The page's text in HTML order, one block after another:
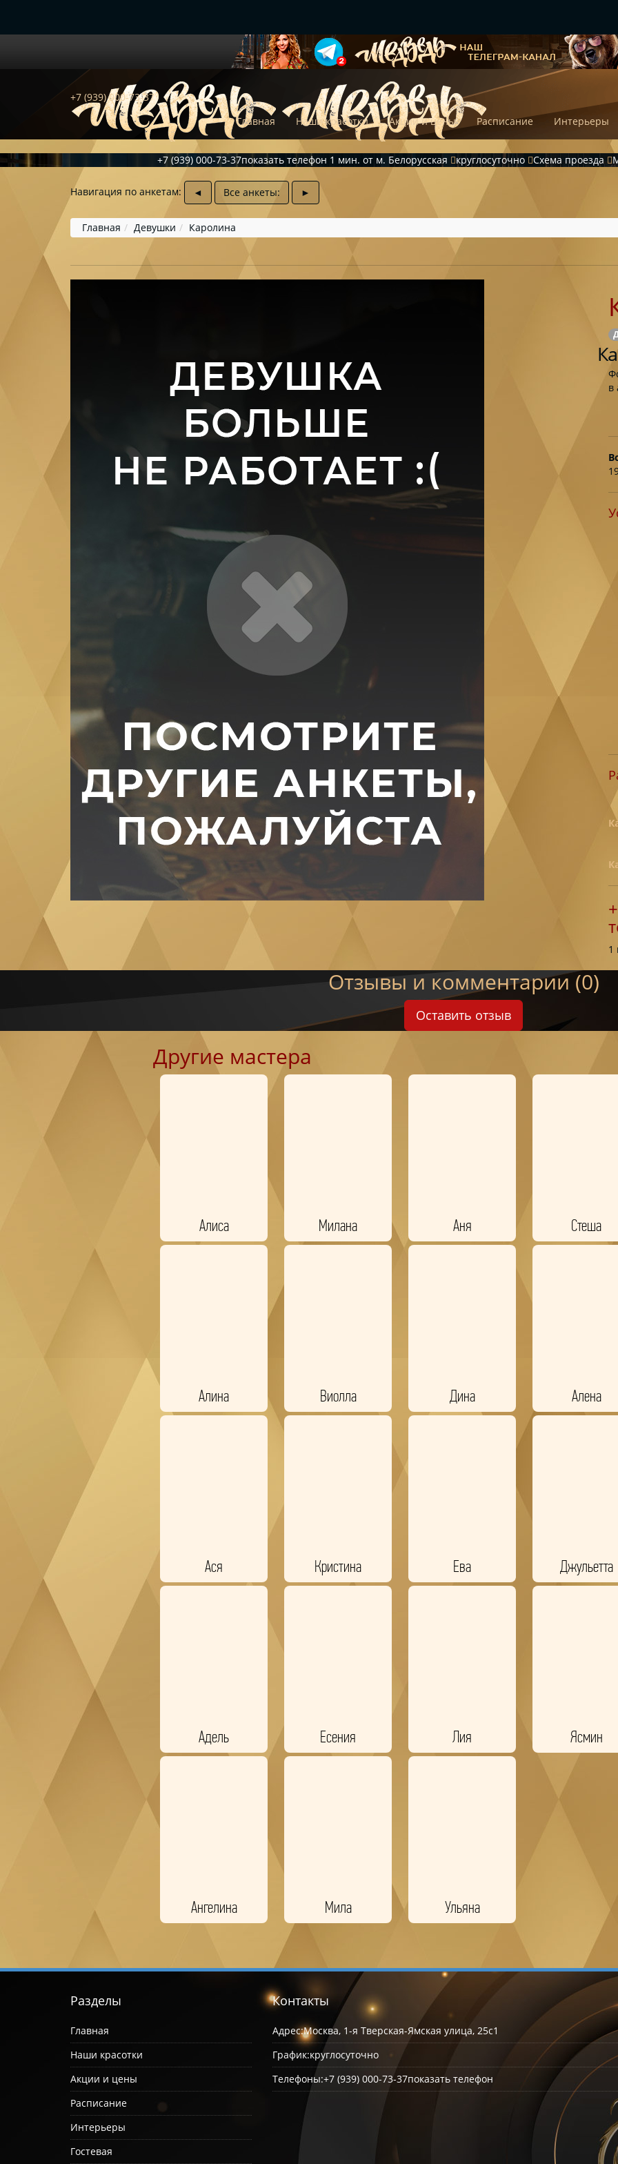
+7 (939) 000-73-37
Главная
Наши красотки Акции и цены Расписание Интерьеры
+7 (939) 000-73-37показать телефон 1 мин. от м. Белорусская круглосуточно Схема проезда
Навигация по анкетам: ◄ Все анкеты: ►
Главная Девушки Каролина
в
1
Отзывы и комментарии (0)
Оставить отзыв
Другие мастера
Алиса Милана Аня Стеша
Алина Виолла Дина Алена
Ася Кристина Ева Джульетта
Адель Есения Лия Ясмин
Ангелина Мила Ульяна
Разделы
Главная
Наши красотки
Акции и цены
Расписание
Интерьеры
Гостевая
Контакты
Адрес:Москва, 1-я Тверская-Ямская улица, 25с1
График:круглосуточно
Телефоны:+7 (939) 000-73-37показать телефон